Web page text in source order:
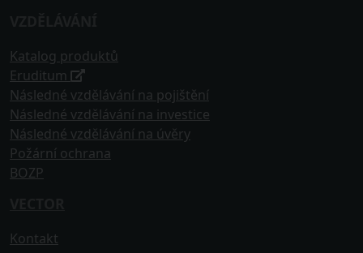
Katalog produktů
Eruditum
Následné vzdělávání na pojištění
Následné vzdělávání na investice
Následné vzdělávání na úvěry
Požární ochrana
BOZP
Kontakt